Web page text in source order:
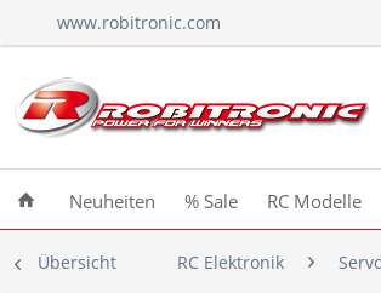
www.robitronic.com
Neuheiten % Sale RC Modelle
Übersicht RC Elektronik